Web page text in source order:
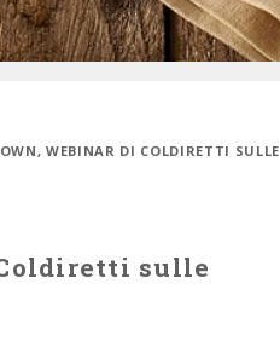
WEBINAR DI COLDIRETTI SULLE
sulle